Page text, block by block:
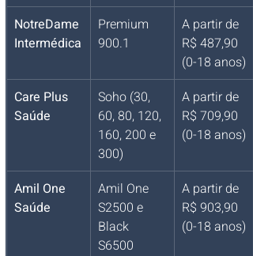
NotreDame
Intermédica
Premium
900.1
A partir de
R$ 487,90
(0-18 anos)
Care Plus
Saúde
Soho (30,
60, 80, 120,
160, 200 e
300)
A partir de
R$ 709,90
(0-18 anos)
Amil One
Saúde
Amil One
S2500 e
Black
S6500
A partir de
R$ 903,90
(0-18 anos)